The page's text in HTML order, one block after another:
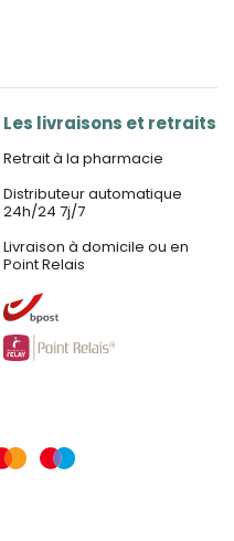
Les livraisons et retraits
Retrait à la pharmacie
Distributeur automatique
24h/24 7j/7
Livraison à domicile ou en
Point Relais